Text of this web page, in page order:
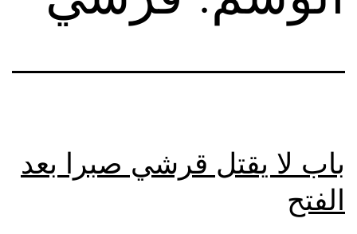
باب لا يقتل قرشي صبرا بعد
الفتح